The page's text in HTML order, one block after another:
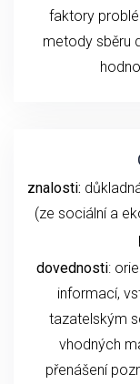
faktory
metody sběru
znalosti:
(ze sociální a
dovednosti:
informací,
tazatelským
vhodných
přenášení